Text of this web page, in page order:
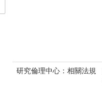
研究倫理中心：相關法規